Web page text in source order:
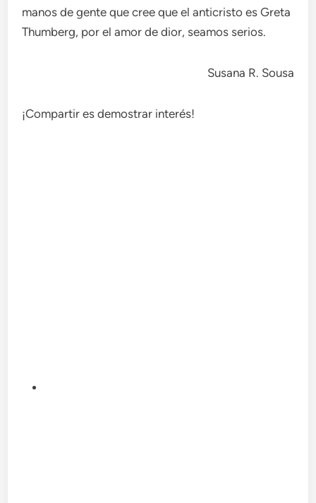
manos de gente que cree que el anticristo es Greta
Thumberg, por el amor de dior, seamos serios.
Susana R. Sousa
¡Compartir es demostrar interés!